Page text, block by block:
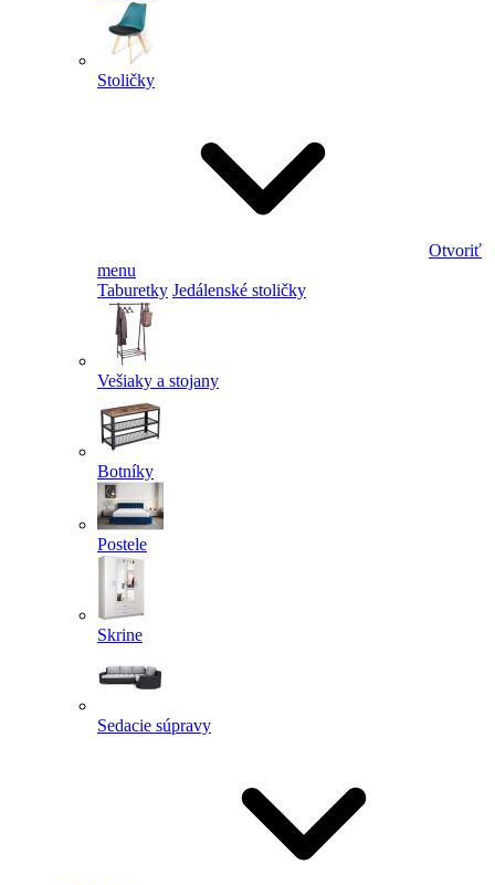
Stoličky
Otvoriť
menu
Taburetky Jedálenské stoličky
Vešiaky a stojany
Botníky
Postele
Skrine
Sedacie súpravy